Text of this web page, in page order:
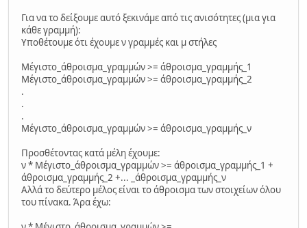
Για να το δείξουμε αυτό ξεκινάμε από τις ανισότητες (μια για
κάθε γραμμή):
Υποθέτουμε ότι έχουμε ν γραμμές και μ στήλες
Μέγιστο_άθροισμα_γραμμών >= άθροισμα_γραμμής_1
Μέγιστο_άθροισμα_γραμμών >= άθροισμα_γραμμής_2
.
.
.
Μέγιστο_άθροισμα_γραμμών >= άθροισμα_γραμμής_ν
Προσθέτοντας κατά μέλη έχουμε:
ν * Μέγιστο_άθροισμα_γραμμών >= άθροισμα_γραμμής_1 +
άθροισμα_γραμμής_2 +... _άθροισμα_γραμμής_ν
Αλλά το δεύτερο μέλος είναι το άθροισμα των στοιχείων όλου
του πίνακα. Άρα έχω: